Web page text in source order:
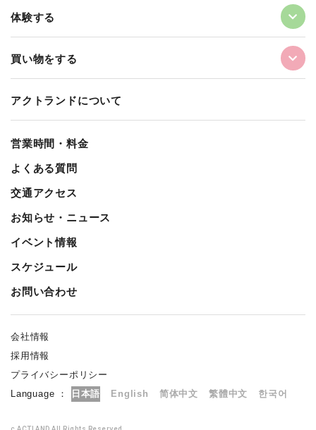
体験する
買い物をする
アクトランドについて
営業時間・料金
よくある質問
交通アクセス
お知らせ・ニュース
イベント情報
スケジュール
お問い合わせ
会社情報
採用情報
プライバシーポリシー
Language ：
日本語 English 简体中文 繁體中文 한국어